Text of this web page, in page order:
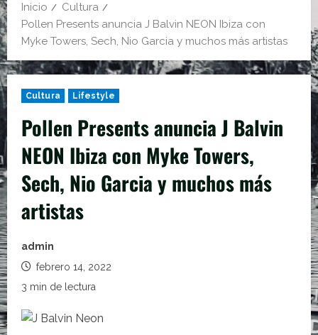
Inicio
Cultura
Pollen Presents anuncia J Balvin NEON Ibiza con
Myke Towers, Sech, Nio Garcia y muchos más artistas
Cultura Lifestyle
Pollen Presents anuncia J Balvin
NEON Ibiza con Myke Towers,
Sech, Nio Garcia y muchos más
artistas
admin
febrero 14, 2022
3 min de lectura